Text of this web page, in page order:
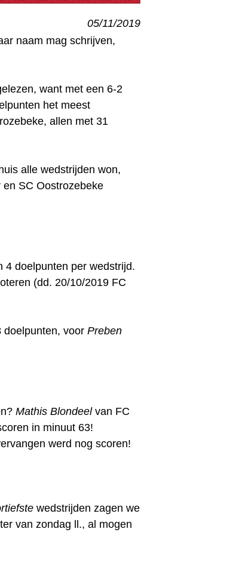
05/11/2019
naam mag schrijven,
want met een 6-2
het meest
allen met 31
alle wedstrijden won,
SC Oostrozebeke
4 doelpunten per wedstrijd.
(dd. 20/10/2019 FC
doelpunten, voor Preben
Mathis Blondeelvan FC
in minuut 63!
werd nog scoren!
wedstrijden zagen we
van zondag ll., al mogen